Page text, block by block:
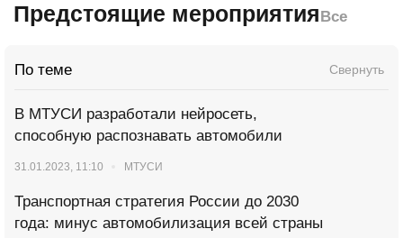
Предстоящие мероприятия Все
По теме Свернуть
В МТУСИ разработали нейросеть,
способную распознавать автомобили
31.01.2023, 11:10 МТУСИ
Транспортная стратегия России до 2030
года: минус автомобилизация всей страны